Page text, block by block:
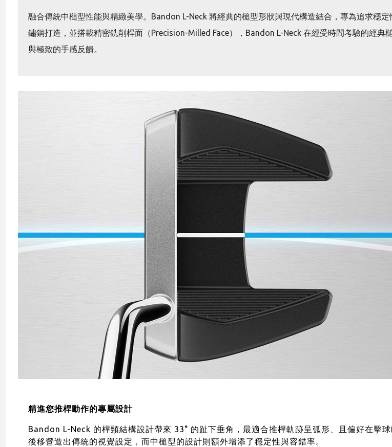
融合傳統中槌型性能與精緻美學。Bandon L-Neck 將經典的槌型形狀與現代構造結合，專為追求穩
鏽鋼打造，並搭載精密銑削桿面（Precision-Milled Face），Bandon L-Neck 在經受時間考驗的經典
與極致的手感反饋。
精進您推桿動作的專屬設計
Bandon L-Neck 的桿頸結構設計帶來 33° 的趾下垂角，最適合推桿軌跡呈弧形、且偏好在擊
後移營造出傳統的視覺設定，而中槌型的設計則額外增添了穩定性與容錯率。